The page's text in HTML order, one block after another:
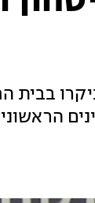
בבית